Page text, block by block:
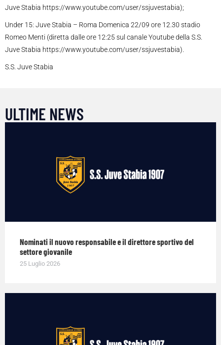
Juve Stabia https://www.youtube.com/user/ssjuvestabia);
Under 15: Juve Stabia – Roma Domenica 22/09 ore 12.30 stadio
Romeo Menti (diretta dalle ore 12:25 sul canale Youtube della S.S.
Juve Stabia https://www.youtube.com/user/ssjuvestabia).
S.S. Juve Stabia
ULTIME NEWS
Nominati il nuovo responsabile e il direttore sportivo del
settore giovanile
25 Luglio 2026